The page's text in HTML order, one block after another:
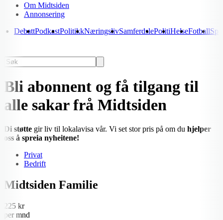
Om Midtsiden
Annonsering
DebattPodkastPolitikkNæringslivSamferdslePolitiHelseFotball
Bli abonnent og få tilgang til
alle sakar frå Midtsiden
Di støtte gir liv til lokalavisa vår. Vi set stor pris på om du hjelper
oss å spreia nyheitene!
Privat
Bedrift
Midtsiden Familie
225 kr
per mnd